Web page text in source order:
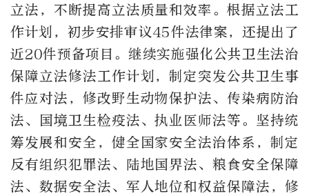
立法，不断提高立法质量和效率。根据立法工
作计划，初步安排审议45件法律案，还提出了
近20件预备项目。继续实施强化公共卫生法治
保障立法修法工作计划，制定突发公共卫生事
件应对法，修改野生动物保护法、传染病防治
法、国境卫生检疫法、执业医师法等。坚持统
筹发展和安全，健全国家安全法治体系，制定
反有组织犯罪法、陆地国界法、粮食安全保障
法、数据安全法、军人地位和权益保障法，修